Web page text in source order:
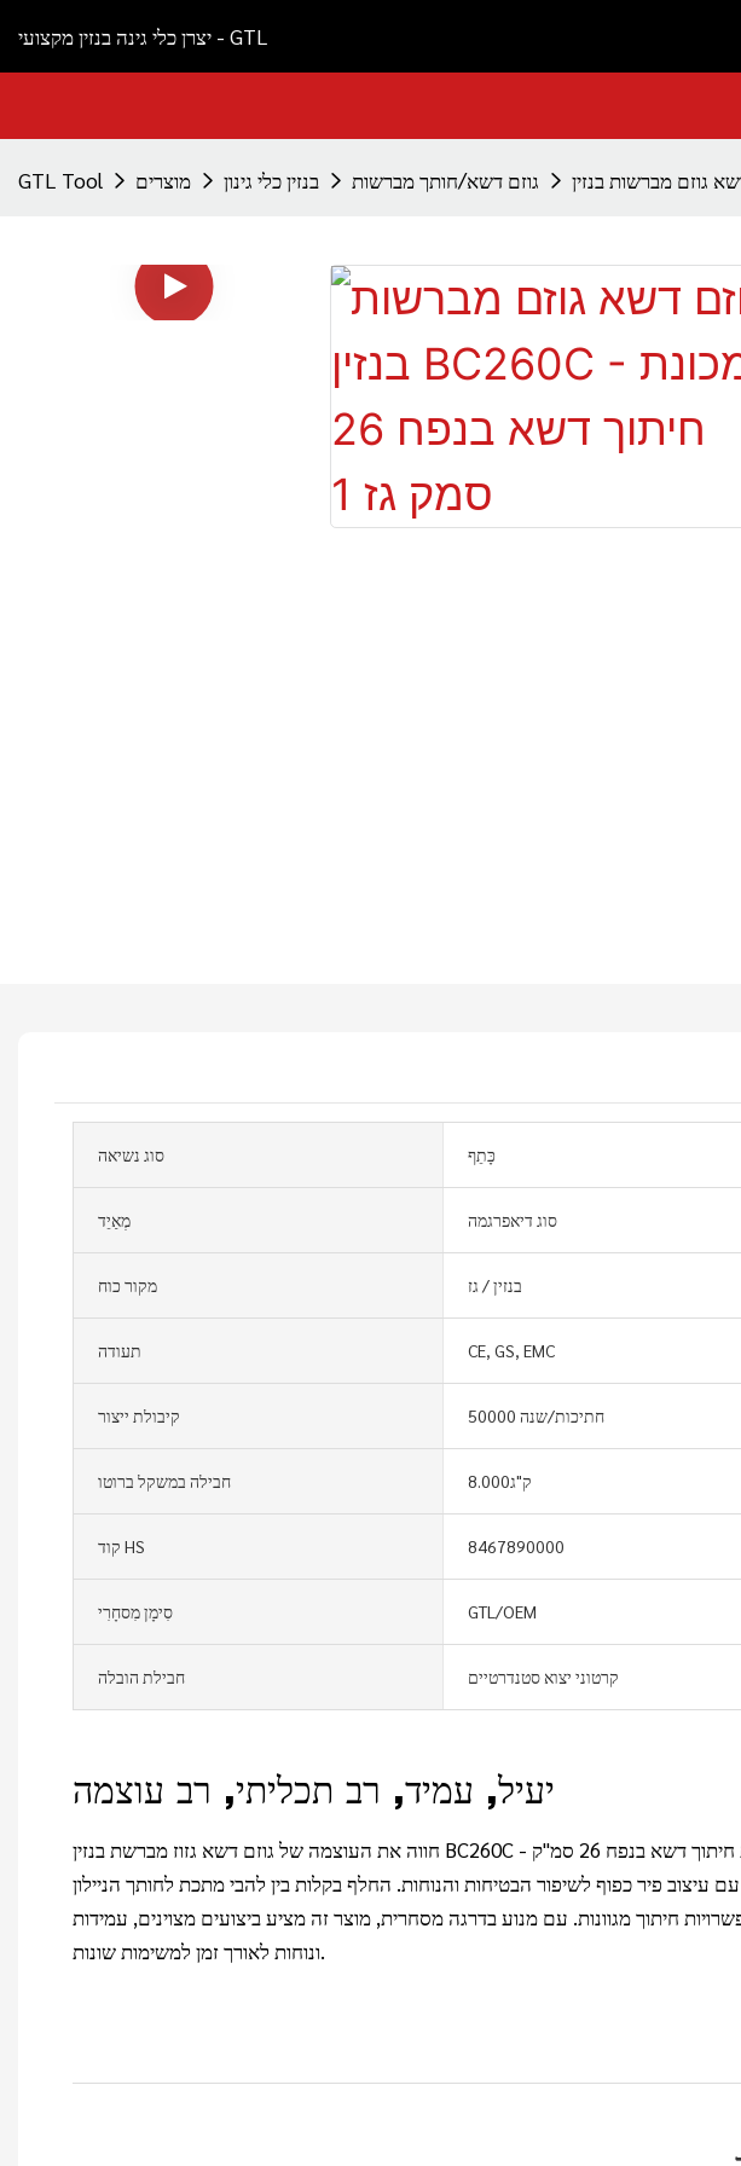
יצרן כלי גינה בנזין מקצועי - GTL
GTL Tool מוצרים בנזין כלי גינון גוזם דשא/חותך מברשות
סוג נשיאה כָּתֵף
מְאַיֵד סוג דיאפרגמה
מקור כוח בנזין / גז
תעודה CE, GS, EMC
קיבולת ייצור 50000 חתיכות/שנה
חבילה במשקל ברוטו ק"ג8.000
קוד HS 8467890000
סִימָן מִסחָרִי GTL/OEM
חבילת הובלה קרטוני יצוא סטנדרטיים
חווה את העוצמה של גוזם דשא גזוז מברשת בנזין BC260C - מכונת חיתוך דשא בנפח 26 סמ"ק
עם עיצוב פיר כפוף לשיפור הבטיחות והנוחות. החלף בקלות בין להבי מתכת לחותך הניילון
חיתוך מגוונות. עם מנוע בדרגה מסחרית, מוצר זה מציע ביצועים מצוינים, עמידות
ונוחות לאורך זמן למשימות שונות.